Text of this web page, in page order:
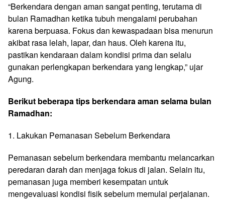
“Berkendara dengan aman sangat penting, terutama di
bulan Ramadhan ketika tubuh mengalami perubahan
karena berpuasa. Fokus dan kewaspadaan bisa menurun
akibat rasa lelah, lapar, dan haus. Oleh karena itu,
pastikan kendaraan dalam kondisi prima dan selalu
gunakan perlengkapan berkendara yang lengkap,” ujar
Agung.
Berikut beberapa tips berkendara aman selama bulan
Ramadhan:
1. Lakukan Pemanasan Sebelum Berkendara
Pemanasan sebelum berkendara membantu melancarkan
peredaran darah dan menjaga fokus di jalan. Selain itu,
pemanasan juga memberi kesempatan untuk
mengevaluasi kondisi fisik sebelum memulai perjalanan.